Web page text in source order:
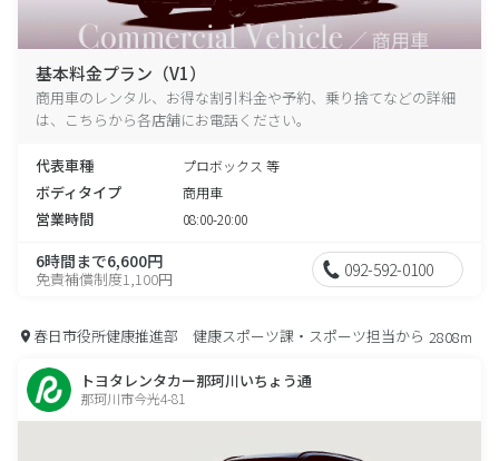
基本料金プラン（V1）
商用車のレンタル、お得な割引料金や予約、乗り捨てなどの詳細
は、こちらから各店舗にお電話ください。
代表車種 プロボックス 等
ボディタイプ 商用車
営業時間 08:00-20:00
6時間まで6,600円
免責補償制度1,100円 092-592-0100
春日市役所健康推進部 健康スポーツ課・スポーツ担当から 2808m
トヨタレンタカー那珂川いちょう通
那珂川市今光4-81